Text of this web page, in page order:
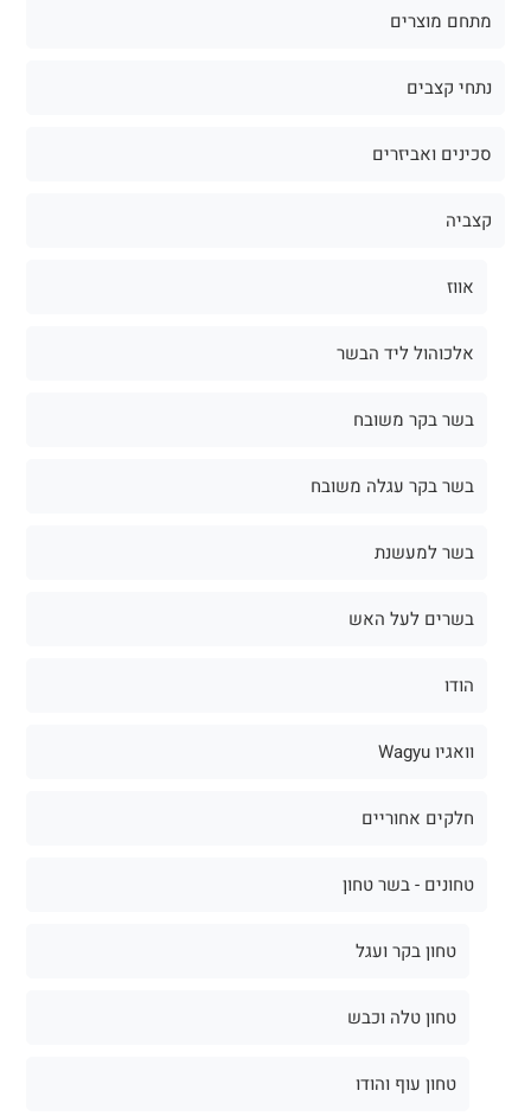
מתחם מוצרים
נתחי קצבים
סכינים ואביזרים
קצביה
אווז
אלכוהול ליד הבשר
בשר בקר משובח
בשר בקר עגלה משובח
בשר למעשנת
בשרים לעל האש
הודו
וואגיו Wagyu
חלקים אחוריים
טחונים - בשר טחון
טחון בקר ועגל
טחון טלה וכבש
טחון עוף והודו